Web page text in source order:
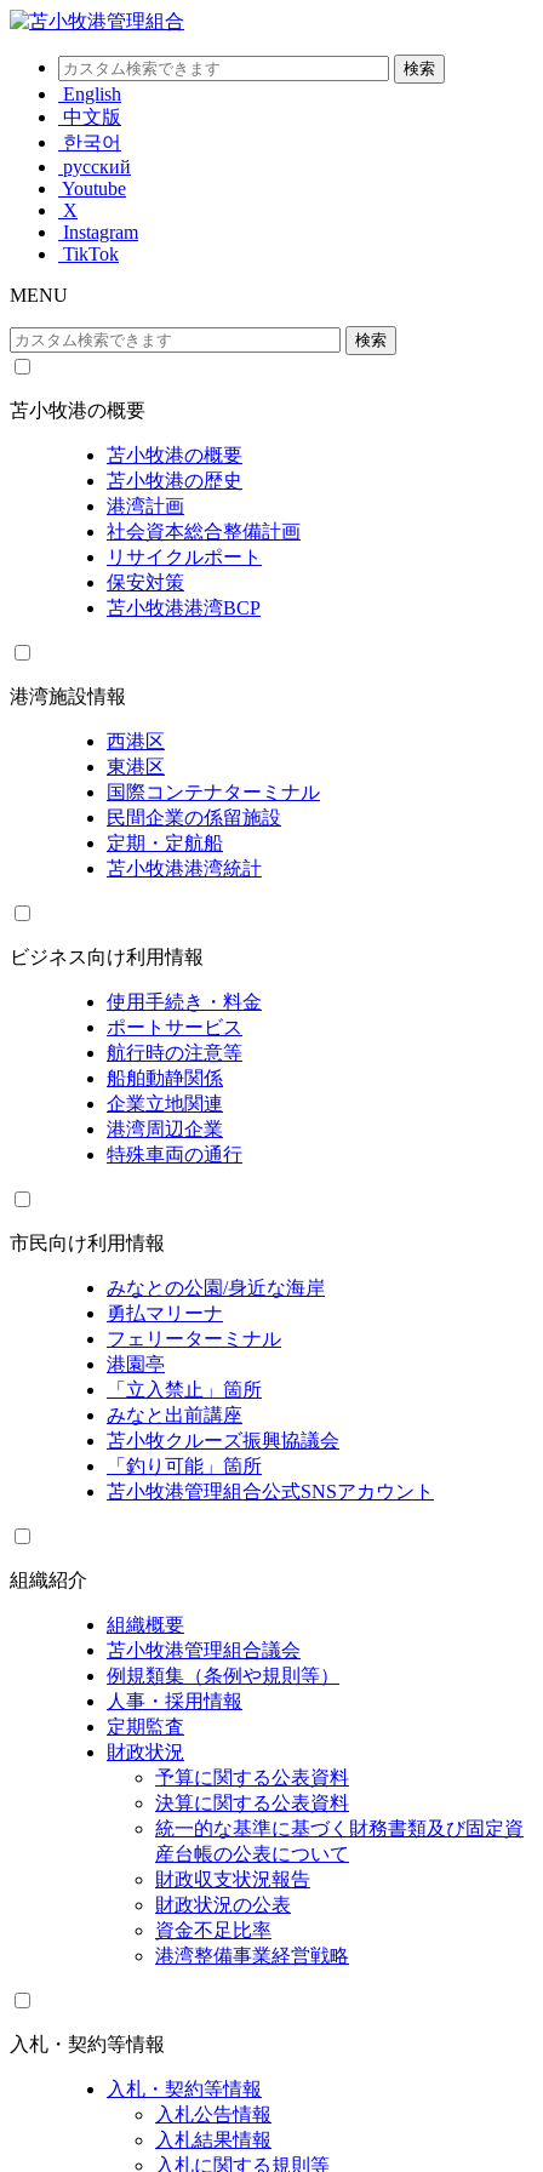
English
中文版
한국어
русский
Youtube
X
Instagram
TikTok
MENU
苫小牧港の概要
苫小牧港の概要
苫小牧港の歴史
港湾計画
社会資本総合整備計画
リサイクルポート
保安対策
苫小牧港港湾BCP
港湾施設情報
西港区
東港区
国際コンテナターミナル
民間企業の係留施設
定期・定航船
苫小牧港港湾統計
ビジネス向け利用情報
使用手続き・料金
ポートサービス
航行時の注意等
船舶動静関係
企業立地関連
港湾周辺企業
特殊車両の通行
市民向け利用情報
みなとの公園/身近な海岸
勇払マリーナ
フェリーターミナル
港園亭
「立入禁止」箇所
みなと出前講座
苫小牧クルーズ振興協議会
「釣り可能」箇所
苫小牧港管理組合公式SNSアカウント
組織紹介
組織概要
苫小牧港管理組合議会
例規類集（条例や規則等）
人事・採用情報
定期監査
財政状況
予算に関する公表資料
決算に関する公表資料
統一的な基準に基づく財務書類及び固定資
産台帳の公表について
財政収支状況報告
財政状況の公表
資金不足比率
港湾整備事業経営戦略
入札・契約等情報
入札・契約等情報
入札公告情報
入札結果情報
入札に関する規則等